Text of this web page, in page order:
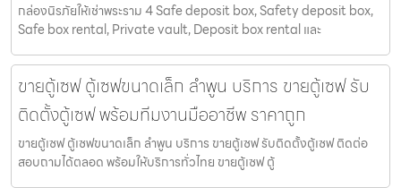
กล่องนิรภัยให้เช่าพระราม 4 Safe deposit box, Safety deposit box,
Safe box rental, Private vault, Deposit box rental และ
ขายตู้เซฟ ตู้เซฟขนาดเล็ก ลำพูน บริการ ขายตู้เซฟ รับ
ติดตั้งตู้เซฟ พร้อมทีมงานมืออาชีพ ราคาถูก
ขายตู้เซฟ ตู้เซฟขนาดเล็ก ลำพูน บริการ ขายตู้เซฟ รับติดตั้งตู้เซฟ ติดต่อ
สอบถามได้ตลอด พร้อมให้บริการทั่วไทย ขายตู้เซฟ ตู้